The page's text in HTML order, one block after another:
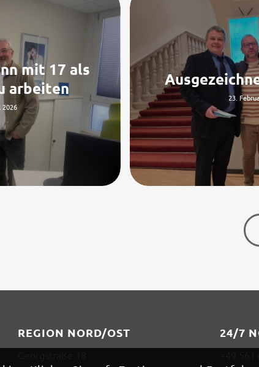
mit 17 als
arbeiten
2026
23.
REGION NORD/OST 24/7